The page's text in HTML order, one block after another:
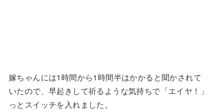
嫁ちゃんには1時間から1時間半はかかると聞かされて
いたので、早起きして祈るような気持ちで「エイヤ！」
っとスイッチを入れました。